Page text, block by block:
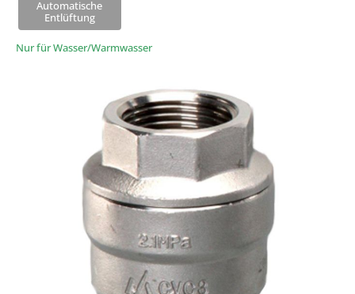
Q-Plus-Wärmedämmung
Zwei-Schrauben-Verbinder
Automatische
Entlüftung
Nur für Wasser/Warmwasser